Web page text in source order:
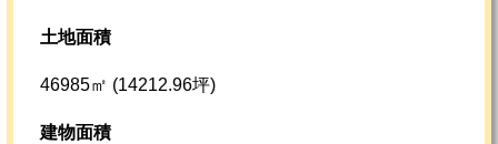
土地面積
46985㎡ (14212.96坪)
建物面積